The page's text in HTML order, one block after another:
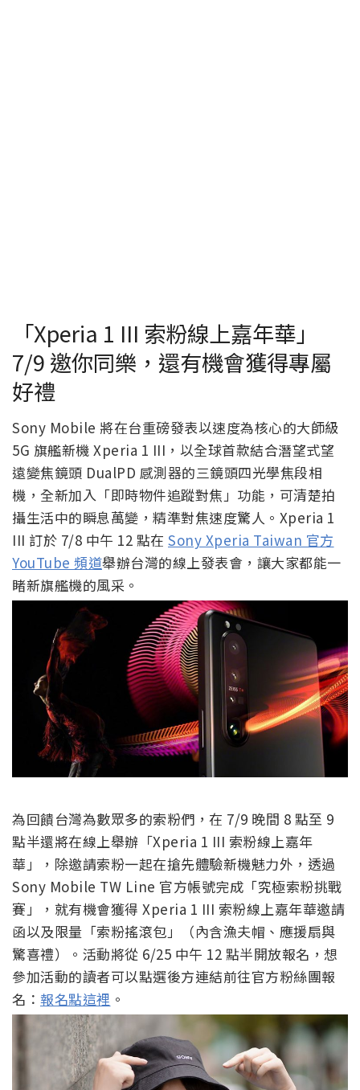
「Xperia 1 III 索粉線上嘉年華」
7/9 邀你同樂，還有機會獲得專屬
好禮
Sony Mobile 將在台重磅發表以速度為核心的大師級
5G 旗艦新機 Xperia 1 III，以全球首款結合潛望式望
遠變焦鏡頭 DualPD 感測器的三鏡頭四光學焦段相
機，全新加入「即時物件追蹤對焦」功能，可清楚拍
攝生活中的瞬息萬變，精準對焦速度驚人。Xperia 1
III 訂於 7/8 中午 12 點在 Sony Xperia Taiwan 官方
YouTube 頻道舉辦台灣的線上發表會，讓大家都能一
睹新旗艦機的風采。
為回饋台灣為數眾多的索粉們，在 7/9 晚間 8 點至 9
點半還將在線上舉辦「Xperia 1 III 索粉線上嘉年
華」，除邀請索粉一起在搶先體驗新機魅力外， 透過
Sony Mobile TW Line 官方帳號完成「究極索粉挑戰
賽」，就有機會獲得 Xperia 1 III 索粉線上嘉年華邀請
函以及限量「索粉搖滾包」（內含漁夫帽、應援扇與
驚喜禮）。活動將從 6/25 中午 12 點半開放報名，想
參加活動的讀者可以點選後方連結前往官方粉絲團報
名： 報名點這裡 。